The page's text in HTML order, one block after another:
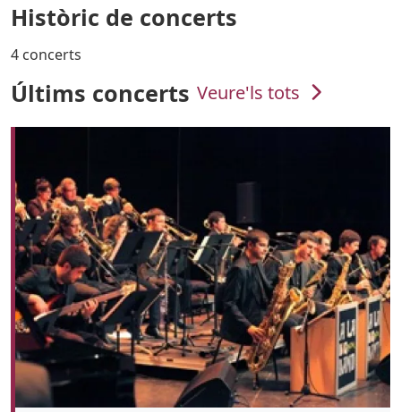
Històric de concerts
4 concerts
Últims concerts Veure'ls tots